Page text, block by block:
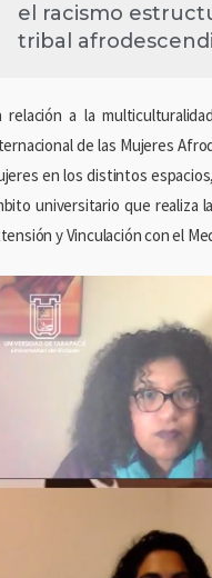
el racismo
tribal
relación a la
de las Mujeres
en los distintos
universitario que realiza
y Vinculación con el